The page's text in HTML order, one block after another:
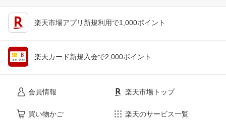
楽天市場アプリ新規利用で1,000ポイント
楽天カード新規入会で2,000ポイント
会員情報
買い物かご
楽天市場トップ
楽天のサービス一覧